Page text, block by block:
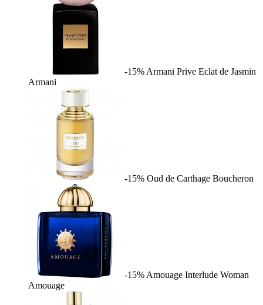
-15% Armani Prive Eclat de Jasmin
Armani
-15% Oud de Carthage Boucheron
-15% Amouage Interlude Woman
Amouage